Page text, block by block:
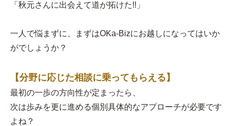
「秋元さんに出会えて道が拓けた!!」
一人で悩まずに、まずはOKa-Bizにお越しになってはいか
がでしょうか？
【分野に応じた相談に乗ってもらえる】
最初の一歩の方向性が定まったら、
次は歩みを更に進める個別具体的なアプローチが必要です
よね？